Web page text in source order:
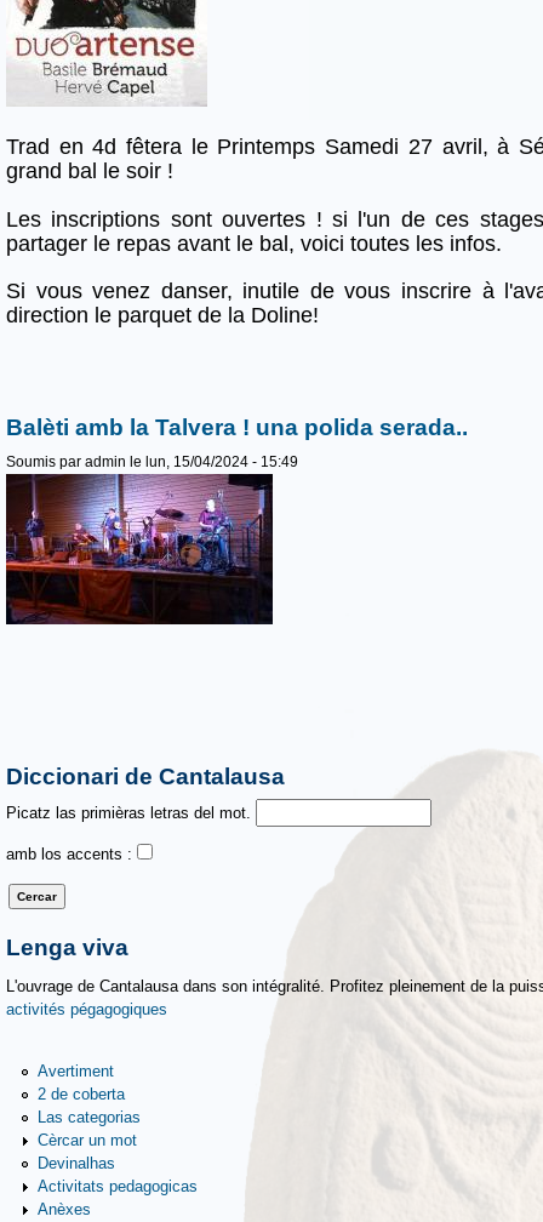
Trad en 4d fêtera le Printemps Samedi 27 avril, à
grand bal le soir !
Les inscriptions sont ouvertes ! si l'un de ces
partager le repas avant le bal, voici toutes les infos.
Si vous venez danser, inutile de vous inscrire à
direction le parquet de la Doline!
Balèti amb la Talvera ! una polida serada..
Soumis par admin le lun, 15/04/2024 - 15:49
Diccionari de Cantalausa
Picatz las primièras letras del mot.
amb los accents :
Lenga viva
L'ouvrage de Cantalausa dans son intégralité. Profitez pleinement de la
activités pégagogiques
Avertiment
2 de coberta
Las categorias
Cèrcar un mot
Devinalhas
Activitats pedagogicas
Anèxes